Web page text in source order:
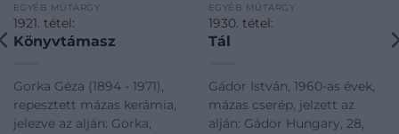
EGYÉB MŰTÁRGY
1921. tétel:
Könyvtámasz
Gorka Géza (1894 - 1971),
repesztett mázas kerámia,
jelezve az alján: Gorka,
EGYÉB MŰTÁRGY
1930. tétel:
Tál
Gádor István, 1960-as évek,
mázas cserép, jelzett az
alján: Gádor Hungary, 28,